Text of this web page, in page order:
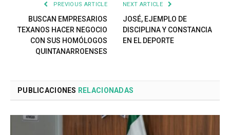
PREVIOUS ARTICLE
BUSCAN EMPRESARIOS
TEXANOS HACER NEGOCIO
CON SUS HOMÓLOGOS
QUINTANARROENSES
NEXT ARTICLE
JOSÉ, EJEMPLO DE
DISCIPLINA Y CONSTANCIA
EN EL DEPORTE
PUBLICACIONES RELACIONADAS